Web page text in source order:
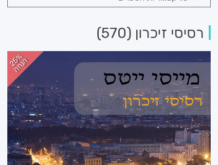
רסיסי זיכרון (570)
25%
הנחה